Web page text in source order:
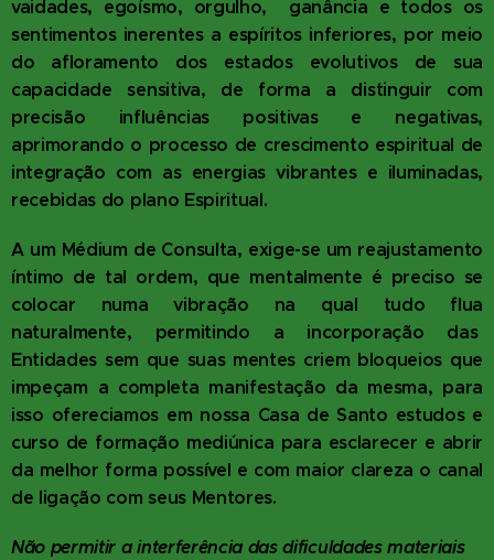
vaidades, egoísmo, orgulho, ganância e todos os
sentimentos inerentes a espíritos inferiores, por meio
do afloramento dos estados evolutivos de sua
capacidade sensitiva, de forma a distinguir com
precisão influências positivas e negativas,
aprimorando o processo de crescimento espiritual de
integração com as energias vibrantes e iluminadas,
recebidas do plano Espiritual.
A um Médium de Consulta, exige-se um reajustamento
íntimo de tal ordem, que mentalmente é preciso se
colocar numa vibração na qual tudo flua
naturalmente, permitindo a incorporação das
Entidades sem que suas mentes criem bloqueios que
impeçam a completa manifestação da mesma, para
isso ofereciamos em nossa Casa de Santo estudos e
curso de formação mediúnica para esclarecer e abrir
da melhor forma possível e com maior clareza o canal
de ligação com seus Mentores.
Não permitir a interferência das dificuldades materiais